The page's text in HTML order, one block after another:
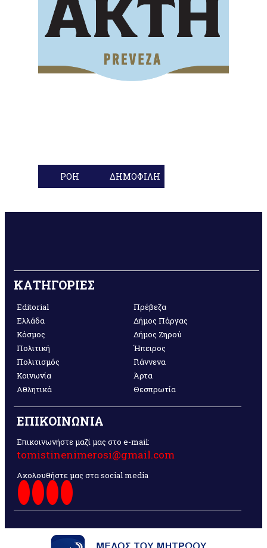
ΡΟΗ ΔΗΜΟΦΙΛΗ
ΚΑΤΗΓΟΡΙΕΣ
Editorial
Ελλάδα
Κόσμος
Πολιτική
Πολιτισμός
Κοινωνία
Αθλητικά
Πρέβεζα
Δήμος Πάργας
Δήμος Ζηρού
Ήπειρος
Γιάννενα
Άρτα
Θεσπρωτία
ΕΠΙΚΟΙΝΩΝΙΑ
Επικοινωνήστε μαζί μας στο e-mail:
tomistinenimerosi@gmail.com
Ακολουθήστε μας στα social media